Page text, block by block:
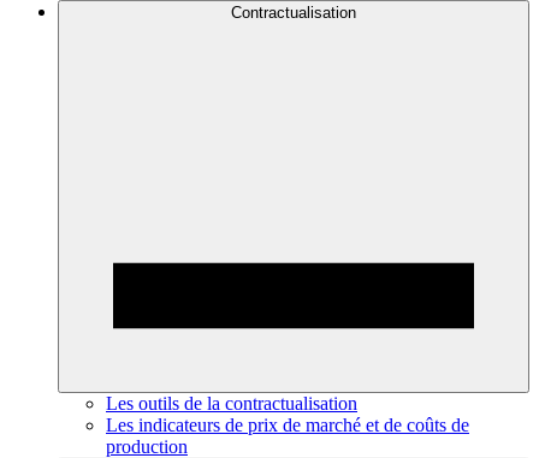
Contractualisation
Les outils de la contractualisation
Les indicateurs de prix de marché et de coûts de
production